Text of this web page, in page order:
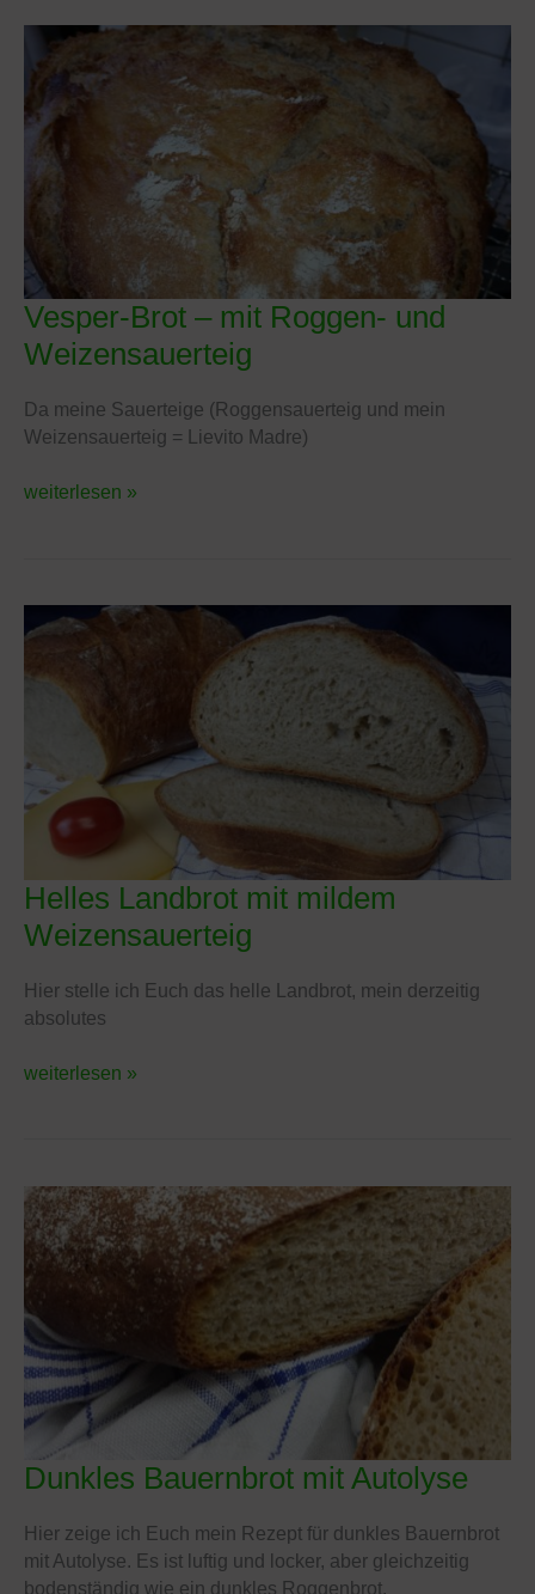
Vesper-Brot – mit Roggen- und
Weizensauerteig
Da meine Sauerteige (Roggensauerteig und mein
Weizensauerteig = Lievito Madre)
Vesper-
Brot
–
Roggen-
und
weiterlesen »
Helles Landbrot mit mildem
Weizensauerteig
Hier stelle ich Euch das helle Landbrot, mein derzeitig
absolutes
Helles
Landbrot
mit
Weizensauerteig
weiterlesen »
Dunkles Bauernbrot mit Autolyse
Hier zeige ich Euch mein Rezept für dunkles Bauernbrot
mit Autolyse. Es ist luftig und locker, aber gleichzeitig
bodenständig wie ein dunkles Roggenbrot.
Dunkles
mit
Autolyse